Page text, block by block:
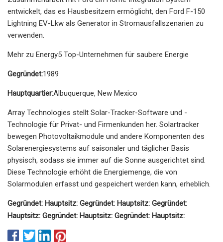
entwickelt, das es Hausbesitzern ermöglicht, den Ford F-150
Lightning EV-Lkw als Generator in Stromausfallszenarien zu
verwenden.
Mehr zu Energy5 Top-Unternehmen für saubere Energie
Gegründet:1989
Hauptquartier:Albuquerque, New Mexico
Array Technologies stellt Solar-Tracker-Software und -
Technologie für Privat- und Firmenkunden her. Solartracker
bewegen Photovoltaikmodule und andere Komponenten des
Solarenergiesystems auf saisonaler und täglicher Basis
physisch, sodass sie immer auf die Sonne ausgerichtet sind.
Diese Technologie erhöht die Energiemenge, die von
Solarmodulen erfasst und gespeichert werden kann, erheblich.
Gegründet: Hauptsitz: Gegründet: Hauptsitz: Gegründet:
Hauptsitz: Gegründet: Hauptsitz: Gegründet: Hauptsitz: